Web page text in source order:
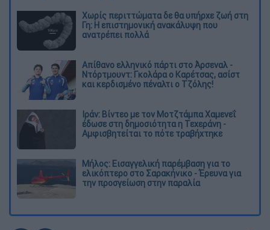
Χωρίς περιττώματα δε θα υπήρχε ζωή στη
Γη: Η επιστημονική ανακάλυψη που
ανατρέπει πολλά
Απίθανο ελληνικό πάρτι στο Άρσεναλ -
Ντόρτμουντ: Γκολάρα ο Καρέτσας, ασίστ
και κερδισμένο πέναλτι ο Τζόλης!
Ιράν: Βίντεο με τον Μοτζτάμπα Χαμενεΐ
έδωσε στη δημοσιότητα η Τεχεράνη -
Αμφισβητείται το πότε τραβήχτηκε
Μήλος: Εισαγγελική παρέμβαση για το
ελικόπτερο στο Σαρακήνικο - Έρευνα για
την προσγείωση στην παραλία